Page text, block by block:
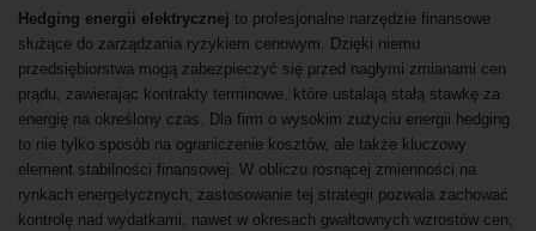
Hedging energii elektrycznej to profesjonalne narzędzie finansowe
służące do zarządzania ryzykiem cenowym. Dzięki niemu
przedsiębiorstwa mogą zabezpieczyć się przed nagłymi zmianami cen
prądu, zawierając kontrakty terminowe, które ustalają stałą stawkę za
energię na określony czas. Dla firm o wysokim zużyciu energii hedging
to nie tylko sposób na ograniczenie kosztów, ale także kluczowy
element stabilności finansowej. W obliczu rosnącej zmienności na
rynkach energetycznych, zastosowanie tej strategii pozwala zachować
kontrolę nad wydatkami, nawet w okresach gwałtownych wzrostów cen,